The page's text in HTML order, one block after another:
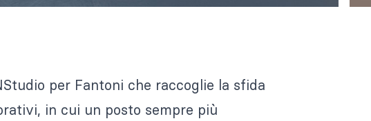
per Fantoni che raccoglie la sfida
in cui un posto sempre più